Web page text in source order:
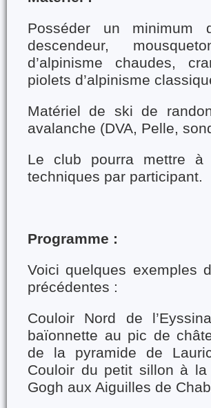
Posséder un minimum
descendeur,
d’alpinisme chaudes,
piolets d’alpinisme
Matériel de ski de
avalanche (DVA, Pelle,
Le club pourra mettre à
techniques par participant.
Programme :
Voici quelques exemples
précédentes :
Couloir Nord de
baïonnette au pic de
de la pyramide de
Couloir du petit sillon à la
Gogh aux Aiguilles de